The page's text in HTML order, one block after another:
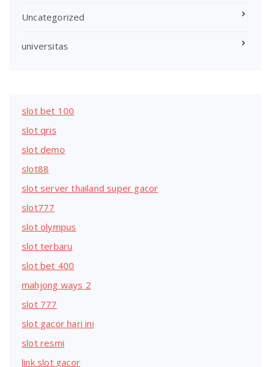
Uncategorized
universitas
slot bet 100
slot qris
slot demo
slot88
slot server thailand super gacor
slot777
slot olympus
slot terbaru
slot bet 400
mahjong ways 2
slot 777
slot gacor hari ini
slot resmi
link slot gacor